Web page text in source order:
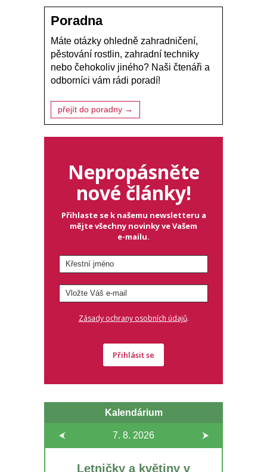
Poradna
Máte otázky ohledně zahradničení,
pěstování rostlin, zahradní techniky
nebo čehokoliv jiného? Naši čtenáři a
odborníci vám rádi poradí!
přejít do poradny →
Nepropásněte
nové články!
Přihlaste se k našemu newsletteru a
mějte všechny novinky ve Vašem
e-mailu.
Zásady ochrany osobních údajů.
Přihlásit se
Kalendárium
7. 8. 2026
Letničky a květiny v